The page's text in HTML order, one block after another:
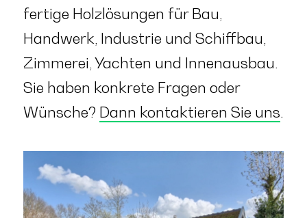
fertige Holzlösungen für Bau,
Handwerk, Industrie und Schiffbau,
Zimmerei, Yachten und Innenausbau.
Sie haben konkrete Fragen oder
Wünsche? Dann kontaktieren Sie uns.